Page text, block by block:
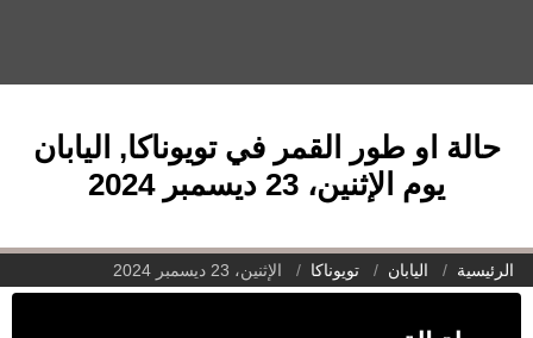
حالة او طور القمر في تويوناكا, اليابان
يوم الإثنين، 23 ديسمبر 2024
الرئيسية اليابان تويوناكا الإثنين، 23 ديسمبر 2024